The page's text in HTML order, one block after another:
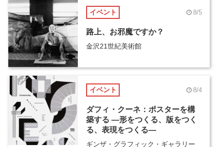
イベント 8/5
路上、お邪魔ですか？
金沢21世紀美術館
イベント 8/4
ダフィ・クーネ：ポスターを構
築する ―形をつくる、版をつく
る、表現をつくる―
ギンザ・グラフィック・ギャラリー